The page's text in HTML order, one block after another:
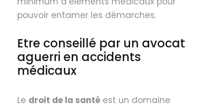
pouvoir entamer les démarches.
Etre conseillé par un avocat
aguerri en accidents
médicaux
Le droit de la santé est un domaine